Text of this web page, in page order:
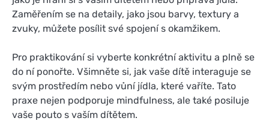
Zaměřením se na detaily, jako jsou barvy, textury a
zvuky, můžete posílit své spojení s okamžikem.
Pro praktikování si vyberte konkrétní aktivitu a plně se
do ní ponořte. Všimněte si, jak vaše dítě interaguje se
svým prostředím nebo vůní jídla, které vaříte. Tato
praxe nejen podporuje mindfulness, ale také posiluje
vaše pouto s vaším dítětem.